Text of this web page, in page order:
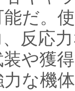
だ。
反応
や獲
な機